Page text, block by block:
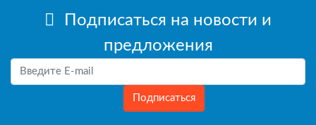
Подписаться на новости и
предложения
Подписаться